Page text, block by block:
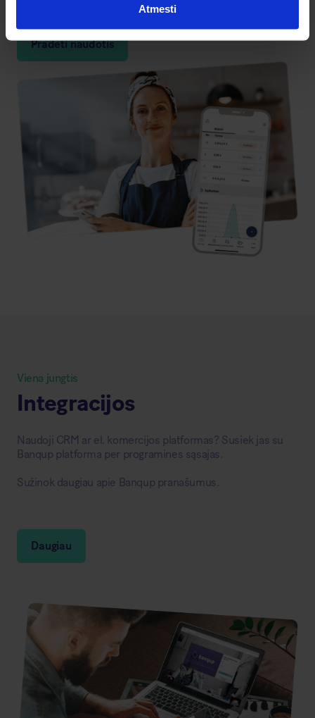
Atmesti
Pradėti naudotis
Viena jungtis
Integracijos
Naudoji CRM ar el. komercijos platformas? Susiek jas su
Banqup platforma per programines sąsajas.
Sužinok daugiau apie Banqup pranašumus.
Daugiau